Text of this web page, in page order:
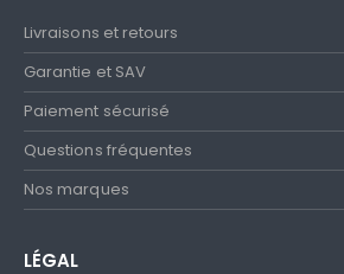
Livraisons et retours
Garantie et SAV
Paiement sécurisé
Questions fréquentes
Nos marques
LÉGAL